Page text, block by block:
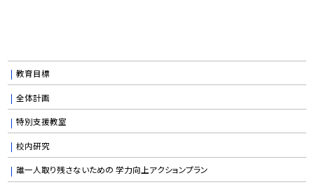
教育目標
全体計画
特別支援教室
校内研究
誰一人取り残さないための 学力向上アクションプラン